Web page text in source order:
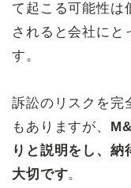
て起こる可能性は
されると会社にと
す。
訴訟のリスクを完
もありますが、
りと説明をし、
大切です。